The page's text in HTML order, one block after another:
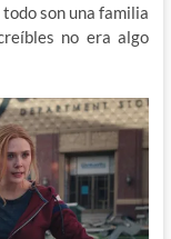
todo son una familia
no era algo